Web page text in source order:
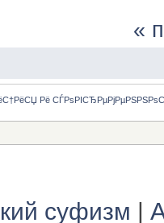
«
Рё
суфизм |